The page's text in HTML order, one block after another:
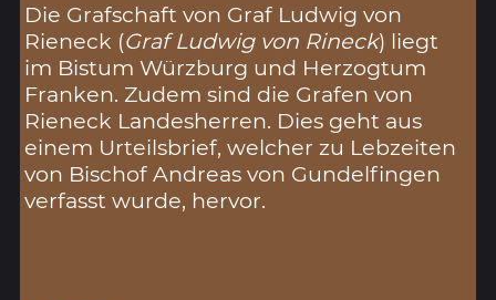
Die Grafschaft von Graf Ludwig von
Rieneck (Graf Ludwig von Rineck) liegt
im Bistum Würzburg und Herzogtum
Franken. Zudem sind die Grafen von
Rieneck Landesherren. Dies geht aus
einem Urteilsbrief, welcher zu Lebzeiten
von Bischof Andreas von Gundelfingen
verfasst wurde, hervor.